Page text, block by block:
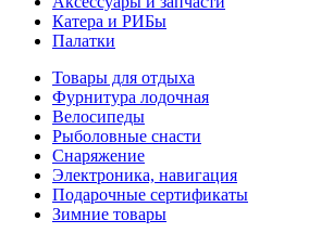
Катера и РИБы
Палатки
Товары для отдыха
Фурнитура лодочная
Велосипеды
Рыболовные снасти
Снаряжение
Электроника, навигация
Подарочные сертификаты
Зимние товары